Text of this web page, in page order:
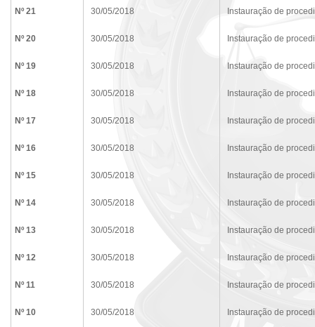
Nº 21 30/05/2018 Instauração de
Nº 20 30/05/2018 Instauração de
Nº 19 30/05/2018 Instauração de
Nº 18 30/05/2018 Instauração de
Nº 17 30/05/2018 Instauração de
Nº 16 30/05/2018 Instauração de
Nº 15 30/05/2018 Instauração de
Nº 14 30/05/2018 Instauração de
Nº 13 30/05/2018 Instauração de
Nº 12 30/05/2018 Instauração de
Nº 11 30/05/2018 Instauração de
Nº 10 30/05/2018 Instauração de